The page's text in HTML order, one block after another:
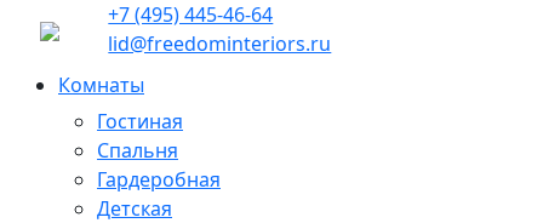
+7 (495) 445-46-64
lid@freedominteriors.ru
Комнаты
Гостиная
Спальня
Гардеробная
Детская